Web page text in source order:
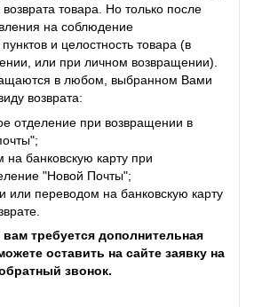
товара. Но только после
на соблюдение
и целостность товара (в
или при личном возвращении).
в любом, выбранном Вами
возврата:
при возвращении в
карту при
"Новой Почты";
на банковскую карту
требуется дополнительная
оставить на сайте заявку на
звонок.